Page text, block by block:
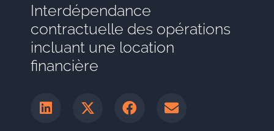
Interdépendance
contractuelle des opérations
incluant une location
financière